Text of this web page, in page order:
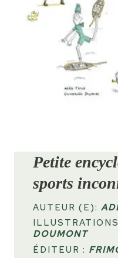
Petite
sports
AUTEUR (E):
DOUMONT
ÉDITEUR :